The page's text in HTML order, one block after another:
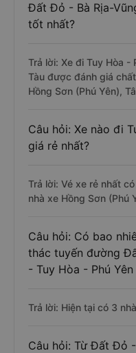
Đất Đỏ - Bà Rịa-
tốt nhất?
Trả lời: Xe đi Tuy Hòa -
Tàu được đánh giá
Hồng Sơn (Phú Yên),
Câu hỏi: Xe nào đi
giá rẻ nhất?
Trả lời: Vé xe rẻ nhất
nhà xe Hồng Sơn (Phú
Câu hỏi: Có bao
thác tuyến đường
- Tuy Hòa - Phú Yên
Trả lời: Hiện tại có 3
Câu hỏi: Từ Đất Đỏ